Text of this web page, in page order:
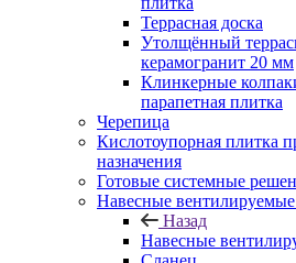
Террасная доска
Утолщённый
керамогранит 20 мм
Клинкерные
парапетная плитка
Черепица
Кислотоупорная плитка
назначения
Готовые системные
Навесные
Назад
Навесные